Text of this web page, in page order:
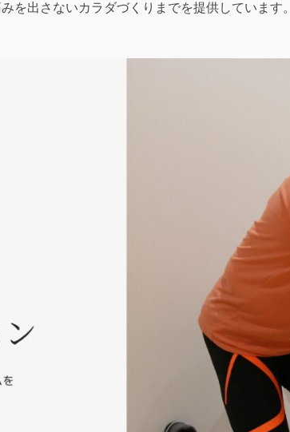
を出さないカラダづくりまでを提供しています。